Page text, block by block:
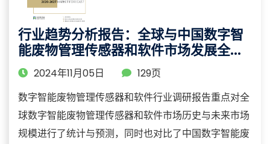
行业趋势分析报告：全球与中国数字智
能废物管理传感器和软件市场发展全过
程解读与前景预测
2024年11月05日
129页
数字智能废物管理传感器和软件行业调研报告重点对全
球数字智能废物管理传感器和软件市场历史与未来市场
规模进行了统计与预测，同时也对比了中国数字智能废